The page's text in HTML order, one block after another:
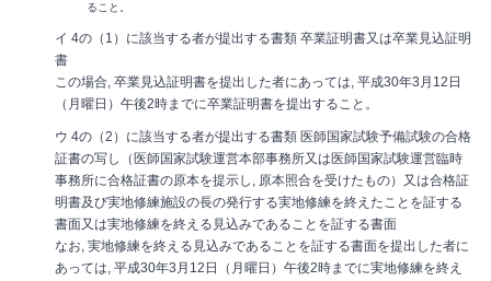
ること。
イ 4の（1）に該当する者が提出する書類 卒業証明書又は卒業見込証明
書
この場合, 卒業見込証明書を提出した者にあっては, 平成30年3月12日
（月曜日）午後2時までに卒業証明書を提出すること。
ウ 4の（2）に該当する者が提出する書類 医師国家試験予備試験の合格
証書の写し（医師国家試験運営本部事務所又は医師国家試験運営臨時
事務所に合格証書の原本を提示し, 原本照合を受けたもの）又は合格証
明書及び実地修練施設の長の発行する実地修練を終えたことを証する
書面又は実地修練を終える見込みであることを証する書面
なお, 実地修練を終える見込みであることを証する書面を提出した者に
あっては, 平成30年3月12日（月曜日）午後2時までに実地修練を終え